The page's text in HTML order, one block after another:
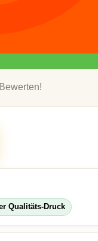
Qualitäts-Druck